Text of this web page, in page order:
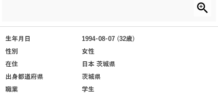
生年月日
1994-08-07 (32歳)
性別
女性
在住
日本 茨城県
出身都道府県
茨城県
職業
学生